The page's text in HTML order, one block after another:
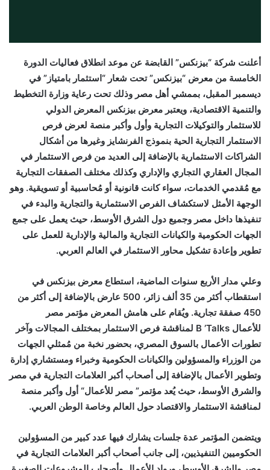
أعلنت شركة “بيزنكس” القابضة عن موعد انطلاق فعاليات الدورة
الخامسة من معرض “بيزنكس” تحت شعار “استثمار بامتياز” في
ديسمبر المقبل، بممشي أهل مصر وذلك تحت رعاية وزارة التخطيط
والتنمية الاقتصادية، ويعتبر معرض بيزنكس المعرض الدولي
للاستثمار والتوكيلات التجارية وأول وأكبر منصة لعرض فرص
الاستثمار التجارية الحية بنموذج الفرنشايز وغيرها من أشكال
الشراكات الاستثمارية بالإضافة إلى العديد من فرص الاستثمار في
المجال العقاري التجاري والإداري وكذلك مختلف الصفقات التجارية
مع مُقدمي الخدمات، سواء كانت قانونية أو مُحاسبية أو تسويقية. وهو
الوجهة الأمثل لاستكشاف الفرص الاستثمارية والتجارية والبدء في
تنفيذها داخل مصر وجميع دول الشرق الأوسط، حيث يعمل على جمع
الجهات الحكومية والكيانات التجارية والمالية والإدارية للعمل على
تطوير وإعادة تشكيل محاور الاستثمار في العالم العربي.
وعلي مدار الأربع سنوات الماضية، استطاع معرض بيزنكس في
استقطاب أكثر من 35 ألف زائر، 500 عارض بالإضافة إلى أكثر من
450 صفقة تجارية. ويُقام على هامش المعرض مؤتمر مصر
للأعمال B ’Talks لمناقشة فرص الاستثمار بمختلف المجالات وآخر
تطورات الأعمال بالسوق المصري، بحضور نخبة من مُمثلي الجهات
من الوزراء والمسؤولين والكيانات الحكومية وخبراء ومستشاري إدارة
وتطوير الأعمال بالإضافة إلى أصحاب أكبر العلامات التجارية في مصر
والشرق الأوسط، حيث يُعد مؤتمر” مصر للأعمال“ أول وأكبر منصة
لمناقشة الاستثمار والاقتصاد حول العالم وخاصة الوطن العربي.
ويتضمن المؤتمر عدة جلسات يشارك فيها عدد كبير من المسؤولين
الحكوميين التنفيذيين، إلى جانب أصحاب أكبر العلامات التجارية في